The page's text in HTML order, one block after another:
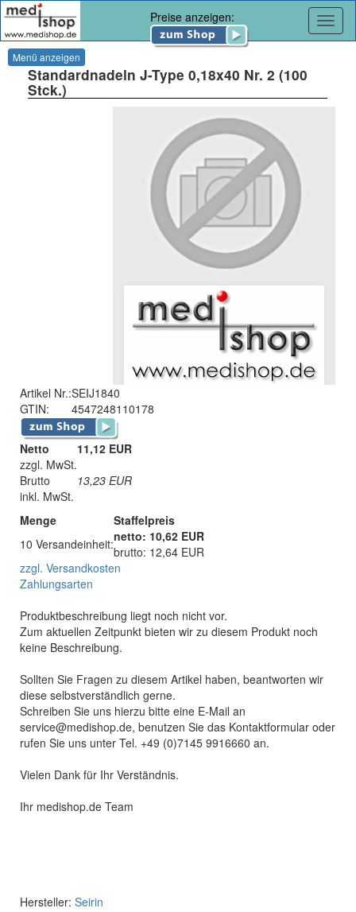
Preise anzeigen:
Menü anzeigen
Standardnadeln J-Type 0,18x40 Nr. 2 (100
Stck.)
Artikel Nr.:SEIJ1840
GTIN:
4547248110178
Netto
11,12 EUR
zzgl. MwSt.
Brutto
13,23 EUR
inkl. MwSt.
Menge
Staffelpreis
10 Versandeinheit:netto: 10,62 EUR
brutto: 12,64 EUR
zzgl. Versandkosten
Zahlungsarten
Produktbeschreibung liegt noch nicht vor.
Zum aktuellen Zeitpunkt bieten wir zu diesem Produkt noch
keine Beschreibung.
Sollten Sie Fragen zu diesem Artikel haben, beantworten wir
diese selbstverständlich gerne.
Schreiben Sie uns hierzu bitte eine E-Mail an
service@medishop.de, benutzen Sie das Kontaktformular oder
rufen Sie uns unter Tel. +49 (0)7145 9916660 an.
Vielen Dank für Ihr Verständnis.
Ihr medishop.de Team
Hersteller: Seirin